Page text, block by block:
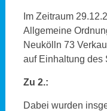
Im Zeitraum
Allgemeine
Neukölln 73
auf Einhaltung des
Zu 2.:
Dabei wurden